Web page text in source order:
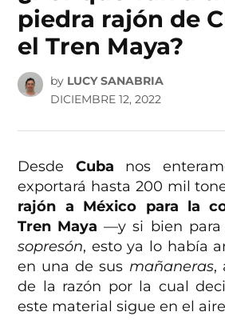
piedra rajón de
el Tren Maya?
by LUCY SANABRIA
DICIEMBRE 12, 2022
Desde Cuba nos
exportará hasta 200 mil
rajón a México para la
Tren Maya—y si bien para
sopresón, esto ya lo había
en una de sus mañaneras,
de la razón por la cual
este material sigue en el